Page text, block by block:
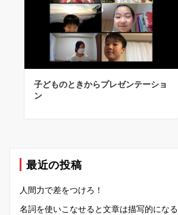
子どものときからプレゼンテーショ
ン
最近の投稿
人間力で差をつけろ！
名詞を使いこなせると文章は描写的になる